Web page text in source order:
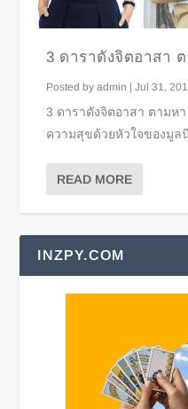
3 ดาราดังจิตอาสา
Posted byadmin |Jul 31,
3 ดาราดังจิตอาสา ตามห
ความสุขด้วยหัวใจของมูล
READ MORE
INZPY.COM